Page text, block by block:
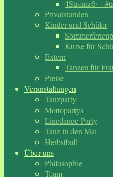
4Streatz® –
Privatstunden
Kinder und Schüler
Kurse für
Extern
Tanzen für
Preise
Veranstaltungen
Tanzparty
Mottopartys
Linedance-Party
Tanz in den Mai
Herbstball
Über uns
Philosophie
Team